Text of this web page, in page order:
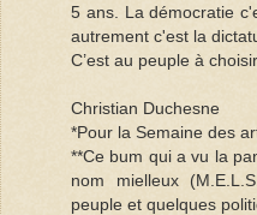
5 ans. La démocratie
autrement c'est la
C’est au peuple à
Christian Duchesne
*Pour la Semaine des
**Ce bum qui a vu la
nom mielleux
peuple et quelques